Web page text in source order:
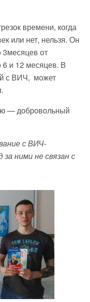
времени, когда
или нет, нельзя. Он
3месяцев от
6 и 12 месяцев. В
с ВИЧ, может
— добровольный
с ВИЧ-
за ними не связан с